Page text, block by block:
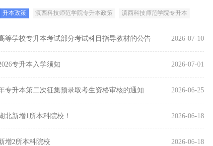
升本政策 滇西科技师范学院专升本政策 滇西科技师范学院专升本
等学校专升本考试部分考试科目指导教材的公告 2026-07-10
专升本入学须知 2026-07-01
专升本第二次征集预录取考生资格审核的通知 2026-06-25
北新增1所本科院校！ 2026-06-18
增2所本科院校 2026-06-18